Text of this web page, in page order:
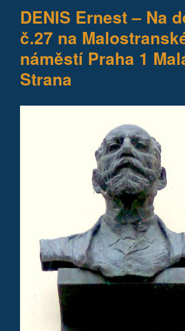
DENIS Ernest – Na
č.27 na
náměstí Praha 1
Strana